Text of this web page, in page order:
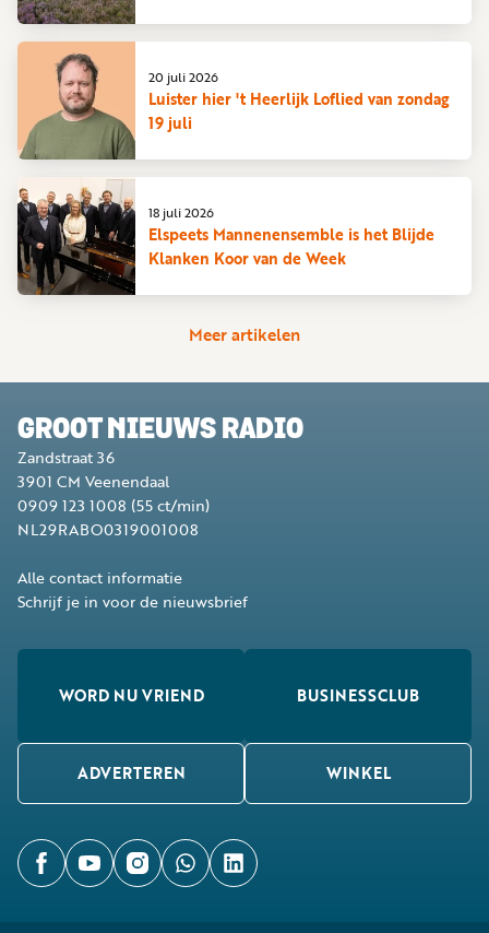
Luister hier 't Heerlijk Loflied van zondag
19 juli
20 juli 2026
Elspeets Mannenensemble is het Blijde
Klanken Koor van de Week
18 juli 2026
Meer artikelen
GROOT NIEUWS RADIO
Zandstraat 36
3901 CM Veenendaal
0909 123 1008 (55 ct/min)
NL29RABO0319001008
Alle contact informatie
Schrijf je in voor de nieuwsbrief
WORD NU VRIEND BUSINESSCLUB
ADVERTEREN WINKEL